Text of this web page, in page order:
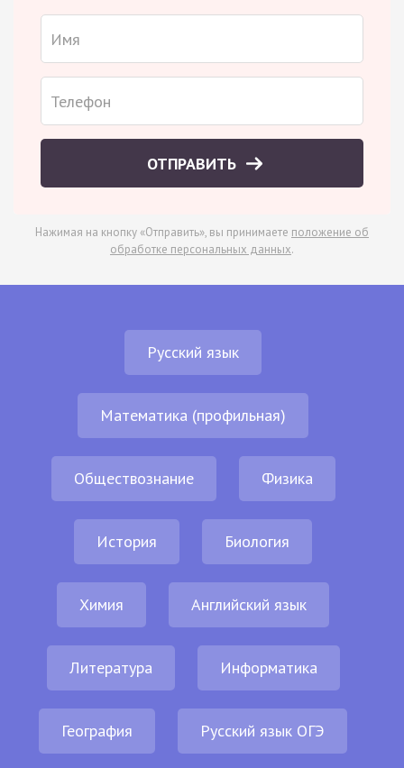
ОТПРАВИТЬ
Нажимая на кнопку «Отправить», вы принимаете положение об
обработке персональных данных.
Русский язык
Математика (профильная)
Обществознание Физика
История Биология
Химия Английский язык
Литература Информатика
География Русский язык ОГЭ